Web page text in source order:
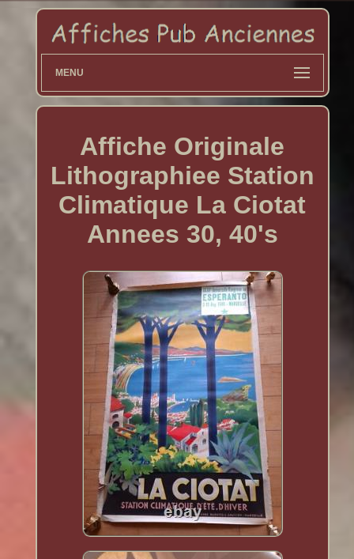
MENU
Affiche Originale
Lithographiee Station
Climatique La Ciotat
Annees 30, 40's